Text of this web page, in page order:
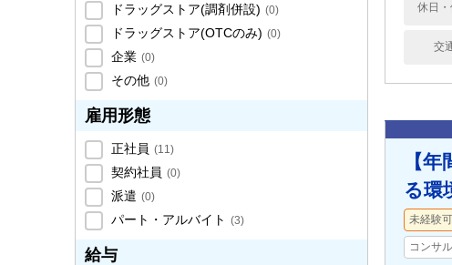
ドラッグストア(調剤併設) (0)
ドラッグストア(OTCのみ) (0)
企業 (0)
その他 (0)
雇用形態
正社員 (11)
契約社員 (0)
派遣 (0)
パート・アルバイト (3)
給与
休日・
交
【
る環
未経験可
コンサ